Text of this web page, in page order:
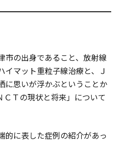
市の出身であること、放射線
イマット重粒子線治療と、Ｊ
に思いが浮かぶということか
ＣＴの現状と将来」について
的に表した症例の紹介があっ